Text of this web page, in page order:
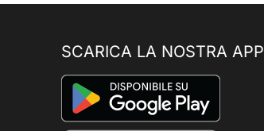
SCARICA LA NOSTRA APP